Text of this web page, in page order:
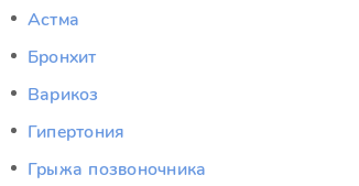
Астма
Бронхит
Варикоз
Гипертония
Грыжа позвоночника